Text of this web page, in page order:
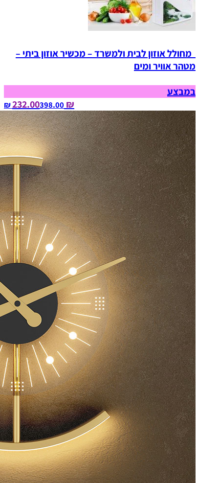
מחולל אוזון לבית ולמשרד – מכשיר אוזון ביתי –
מטהר אוויר ומים
במבצע
₪ 232.00
398.00‏ ₪